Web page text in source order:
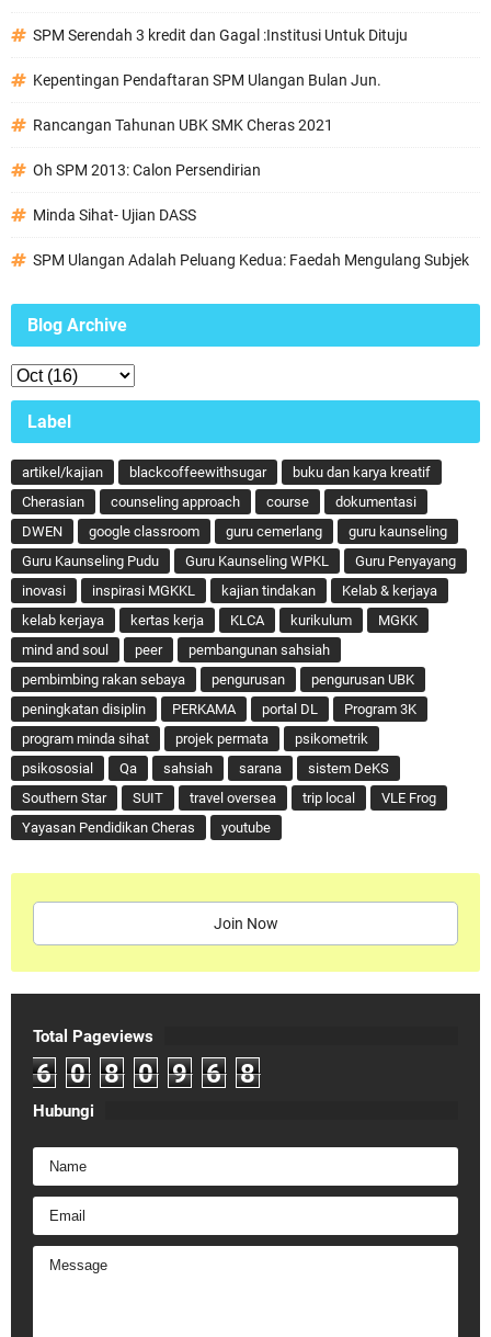
SPM Serendah 3 kredit dan Gagal :Institusi Untuk Dituju
Kepentingan Pendaftaran SPM Ulangan Bulan Jun.
Rancangan Tahunan UBK SMK Cheras 2021
Oh SPM 2013: Calon Persendirian
Minda Sihat- Ujian DASS
SPM Ulangan Adalah Peluang Kedua: Faedah Mengulang Subjek
Blog Archive
Label
artikel/kajian blackcoffeewithsugar
buku dan karya kreatif
Cherasian
counseling approach course
dokumentasi
DWEN
google classroom guru cemerlang
guru kaunseling
Guru Kaunseling Pudu
Guru Kaunseling WPKL
Guru Penyayang
inovasi
inspirasi MGKKL kajian tindakan
Kelab & kerjaya
kelab kerjaya
kertas kerja KLCA kurikulum
MGKK
mind and soul
peer
pembangunan sahsiah
pembimbing rakan sebaya
pengurusan
pengurusan UBK
peningkatan disiplin
PERKAMA portal DL
Program 3K
program minda sihat
projek permata
psikometrik
psikososial
Qa sahsiah sarana
sistem DeKS
Southern Star
SUIT travel oversea trip local
VLE Frog
Yayasan Pendidikan Cheras
youtube
Join Now
Total Pageviews
6 0 8 0 9 6 8
Hubungi